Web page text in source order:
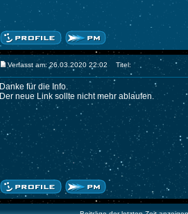
Verfasst am: 26.03.2020 22:02 Titel:
Danke für die Info.
Der neue Link sollte nicht mehr ablaufen.